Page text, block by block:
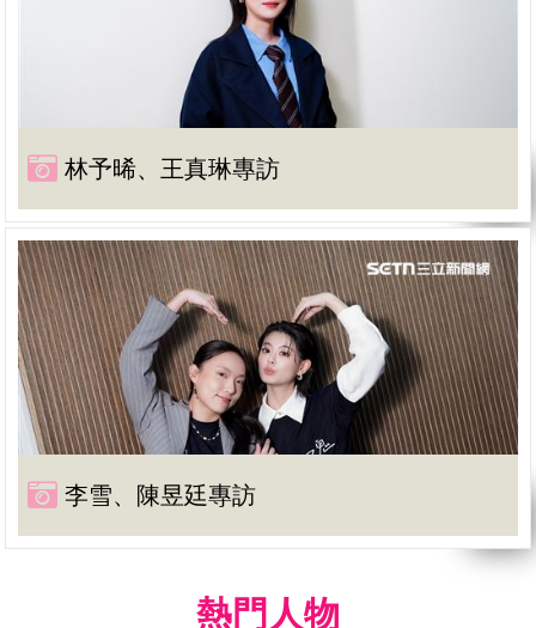
林予晞、王真琳專訪
李雪、陳昱廷專訪
熱門人物